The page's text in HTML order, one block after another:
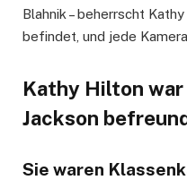
Blahnik – beherrscht
befindet, und jede
Kathy Hilton
Jackson
Sie waren